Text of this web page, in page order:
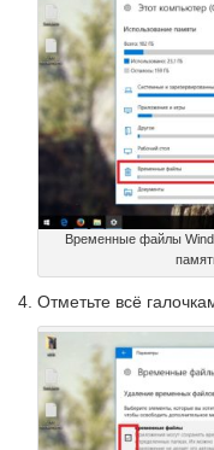
Временные файлы
Отметьте всё